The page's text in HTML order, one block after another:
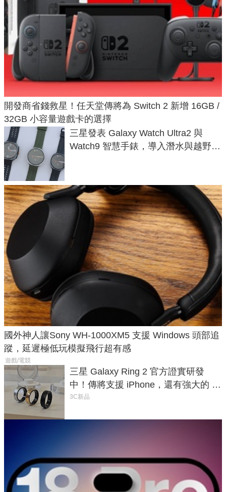
開發商省錢救星！任天堂傳將為 Switch 2 新增 16GB /
32GB 小容量遊戲卡的選擇
三星發表 Galaxy Watch Ultra2 與
Watch9 智慧手錶，導入潛水與越野跑
國外神人讓Sony WH-1000XM5 支援 Windows 頭部追
蹤，延遲極低玩模擬飛行超有感
遊戲/電競
三星 Galaxy Ring 2 官方證實研發
中！傳將支援 iPhone，還有強大的 AI
與智慧家電連動功能
3C新品